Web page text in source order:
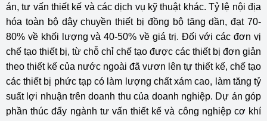
án, tư vấn thiết kế và các dịch vụ kỹ thuật khác. Tỷ lệ nội địa
hóa toàn bộ dây chuyền thiết bị đồng bộ tăng dần, đạt 70-
80% về khối lượng và 40-50% về giá trị. Đối với các đơn vị
chế tạo thiết bị, từ chỗ chỉ chế tạo được các thiết bị đơn giản
theo thiết kế của nước ngoài đã vươn lên tự thiết kế, chế tạo
các thiết bị phức tạp có làm lượng chất xám cao, làm tăng tỷ
suất lợi nhuận trên doanh thu của doanh nghiệp. Dự án góp
phần thúc đẩy ngành tư vấn thiết kế và công nghiệp cơ khí